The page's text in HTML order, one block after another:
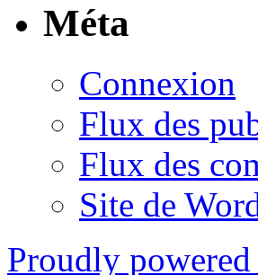
Méta
Connexion
Flux des
Flux des
Site de
Proudly